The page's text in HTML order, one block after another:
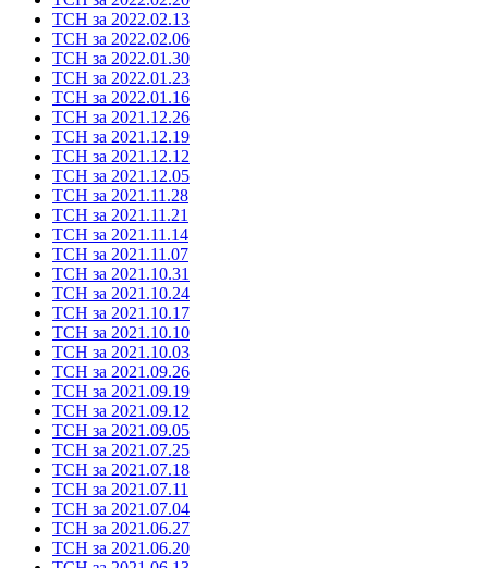
ТСН за 2022.02.13
ТСН за 2022.02.06
ТСН за 2022.01.30
ТСН за 2022.01.23
ТСН за 2022.01.16
ТСН за 2021.12.26
ТСН за 2021.12.19
ТСН за 2021.12.12
ТСН за 2021.12.05
ТСН за 2021.11.28
ТСН за 2021.11.21
ТСН за 2021.11.14
ТСН за 2021.11.07
ТСН за 2021.10.31
ТСН за 2021.10.24
ТСН за 2021.10.17
ТСН за 2021.10.10
ТСН за 2021.10.03
ТСН за 2021.09.26
ТСН за 2021.09.19
ТСН за 2021.09.12
ТСН за 2021.09.05
ТСН за 2021.07.25
ТСН за 2021.07.18
ТСН за 2021.07.11
ТСН за 2021.07.04
ТСН за 2021.06.27
ТСН за 2021.06.20